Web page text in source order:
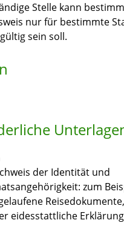
Stelle kann
nur für bestimmte
sein soll.
der Identität und
zum
eidesstattliche